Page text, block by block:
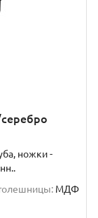
ножки -
МДФ